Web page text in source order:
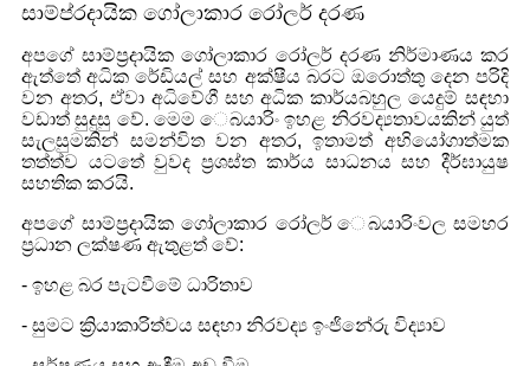
සාම්ප්රදායික ගෝලාකාර රෝලර් දරණ
අපගේ සාම්ප්‍රදායික ගෝලාකාර රෝලර් දරණ නිර්මාණය කර
ඇත්තේ අධික රේඩියල් සහ අක්ෂීය බරට ඔරොත්තු දෙන පරිදි
වන අතර, ඒවා අධිවේගී සහ අධික කාර්යබහුල යෙදුම් සඳහා
වඩාත් සුදුසු වේ. මෙම ෙබයාරිං ඉහළ නිරවද්‍යතාවයකින් යුත්
සැලසුමකින් සමන්විත වන අතර, ඉතාමත් අභියෝගාත්මක
තත්ත්ව යටතේ වුවද ප්‍රශස්ත කාර්ය සාධනය සහ දීර්ඝායුෂ
සහතික කරයි.
අපගේ සාම්ප්‍රදායික ගෝලාකාර රෝලර් ෙබයාරිංවල සමහර
ප්‍රධාන ලක්ෂණ ඇතුළත් වේ:
- ඉහළ බර පැටවීමේ ධාරිතාව
- සුමට ක්‍රියාකාරිත්වය සඳහා නිරවද්‍ය ඉංජිනේරු විද්‍යාව